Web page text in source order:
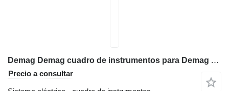
Demag Demag cuadro de instrumentos para Demag AC100, AC350, AC500 grúa móvil
Precio a consultar